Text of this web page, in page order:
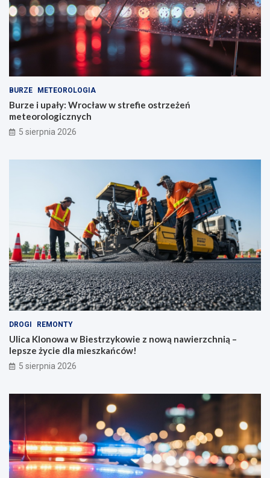
BURZE METEOROLOGIA
Burze i upały: Wrocław w strefie ostrzeżeń
meteorologicznych
5 sierpnia 2026
DROGI REMONTY
Ulica Klonowa w Biestrzykowie z nową nawierzchnią –
lepsze życie dla mieszkańców!
5 sierpnia 2026